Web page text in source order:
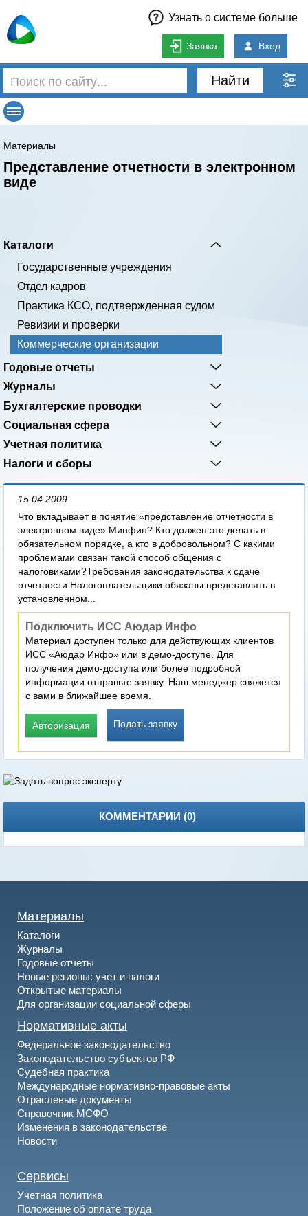
Узнать о системе больше
Заявка Вход
Найти
Материалы
Представление отчетности в электронном
виде
Каталоги
Государственные учреждения
Отдел кадров
Практика КСО, подтвержденная судом
Ревизии и проверки
Коммерческие организации
Годовые отчеты
Журналы
Бухгалтерские проводки
Социальная сфера
Учетная политика
Налоги и сборы
15.04.2009
Что вкладывает в понятие «представление отчетности в
электронном виде» Минфин? Кто должен это делать в
обязательном порядке, а кто в добровольном? С какими
проблемами связан такой способ общения с
налоговиками?Требования законодательства к сдаче
отчетности Налогоплательщики обязаны представлять в
установленном...
Подключить ИСС Аюдар Инфо
Материал доступен только для действующих клиентов
ИСС «Аюдар Инфо» или в демо-доступе. Для
получения демо-доступа или более подробной
информации отправьте заявку. Наш менеджер свяжется
с вами в ближайшее время.
Авторизация Подать заявку
КОММЕНТАРИИ (0)
Материалы
Каталоги
Журналы
Годовые отчеты
Новые регионы: учет и налоги
Открытые материалы
Для организации социальной сферы
Нормативные акты
Федеральное законодательство
Законодательство субъектов РФ
Судебная практика
Международные нормативно-правовые акты
Отраслевые документы
Справочник МСФО
Изменения в законодательстве
Новости
Сервисы
Учетная политика
Положение об оплате труда